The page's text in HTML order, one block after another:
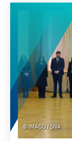
Ausmaß auf
setzt
geht es
Für den
IMAGO / SNA